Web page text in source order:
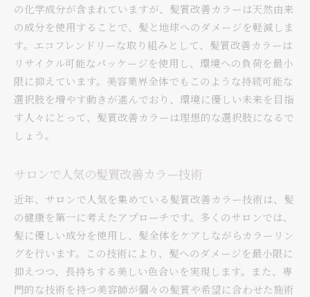
の化学成分が含まれていますが、髪質改善カラーは天然由来
の成分を使用することで、髪と地球へのダメージを軽減しま
す。エコフレンドリーな取り組みとして、髪質改善カラーは
リサイクル可能なパッケージを使用し、環境への負荷を最小
限に抑えています。美容業界全体でもこのような持続可能な
選択肢を増やす動きが進んでおり、環境に優しい未来を目指
す人々にとって、髪質改善カラーは理想的な選択肢になるで
しょう。
サロンで人気の髪質改善カラー技術
近年、サロンで人気を集めている髪質改善カラー技術は、髪
の健康を第一に考えたアプローチです。多くのサロンでは、
髪に優しい成分を使用し、髪全体をケアしながらカラーリン
グを行います。この技術により、髪へのダメージを最小限に
抑えつつ、長持ちする美しい色合いを実現します。また、専
門的な技術を持つ美容師が個々の髪質や希望に合わせた施術